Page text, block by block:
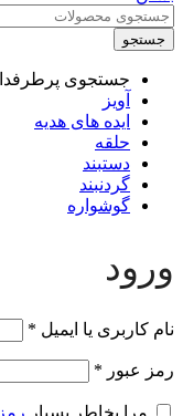
جستجو
جستجوی
آویز
ایده های هدیه
حلقه
دستبند
گردنبند
گوشواره
ورود
نام کاربری یا ایمیل *
رمز عبور *